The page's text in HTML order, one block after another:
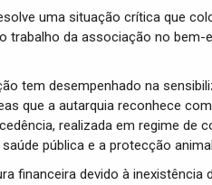
uma situação crítica que
trabalho da associação no bem-
tem desempenhado na
que a autarquia reconhece
realizada em regime de
pública e a protecção
financeira devido à inexistência